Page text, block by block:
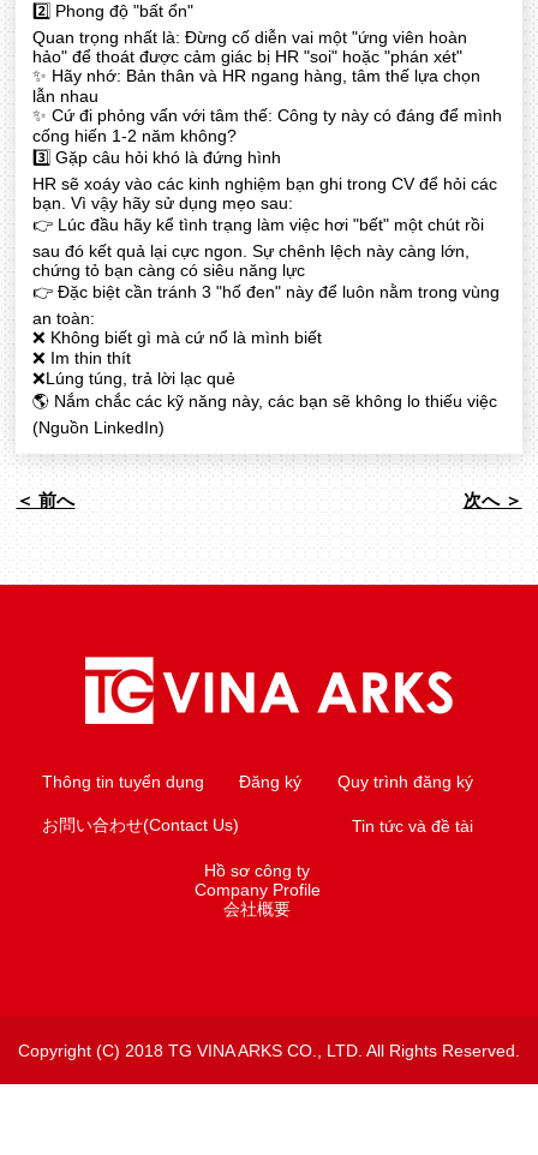
2️⃣ Phong độ "bất ổn"
Quan trọng nhất là: Đừng cố diễn vai một "ứng viên hoàn
hảo" để thoát được cảm giác bị HR "soi" hoặc "phán xét"
✨ Hãy nhớ: Bản thân và HR ngang hàng, tâm thế lựa chọn
lẫn nhau
✨ Cứ đi phỏng vấn với tâm thế: Công ty này có đáng để mình
cống hiến 1-2 năm không?
3️⃣ Gặp câu hỏi khó là đứng hình
HR sẽ xoáy vào các kinh nghiệm bạn ghi trong CV để hỏi các
bạn. Vì vậy hãy sử dụng mẹo sau:
👉 Lúc đầu hãy kể tình trạng làm việc hơi "bết" một chút rồi
sau đó kết quả lại cực ngon. Sự chênh lệch này càng lớn,
chứng tỏ bạn càng có siêu năng lực
👉 Đặc biệt cần tránh 3 "hố đen" này để luôn nằm trong vùng
an toàn:
❌ Không biết gì mà cứ nổ là mình biết
❌ Im thin thít
❌Lúng túng, trả lời lạc quẻ
🌎 Nắm chắc các kỹ năng này, các bạn sẽ không lo thiếu việc
(Nguồn LinkedIn)
＜ 前へ 次へ ＞
Thông tin tuyển dụng Đăng ký Quy trình đăng ký
お問い合わせ(Contact Us) Tin tức và đề tài
Hồ sơ công ty
Company Profile
会社概要
Copyright (C) 2018 TG VINA ARKS CO., LTD. All Rights Reserved.